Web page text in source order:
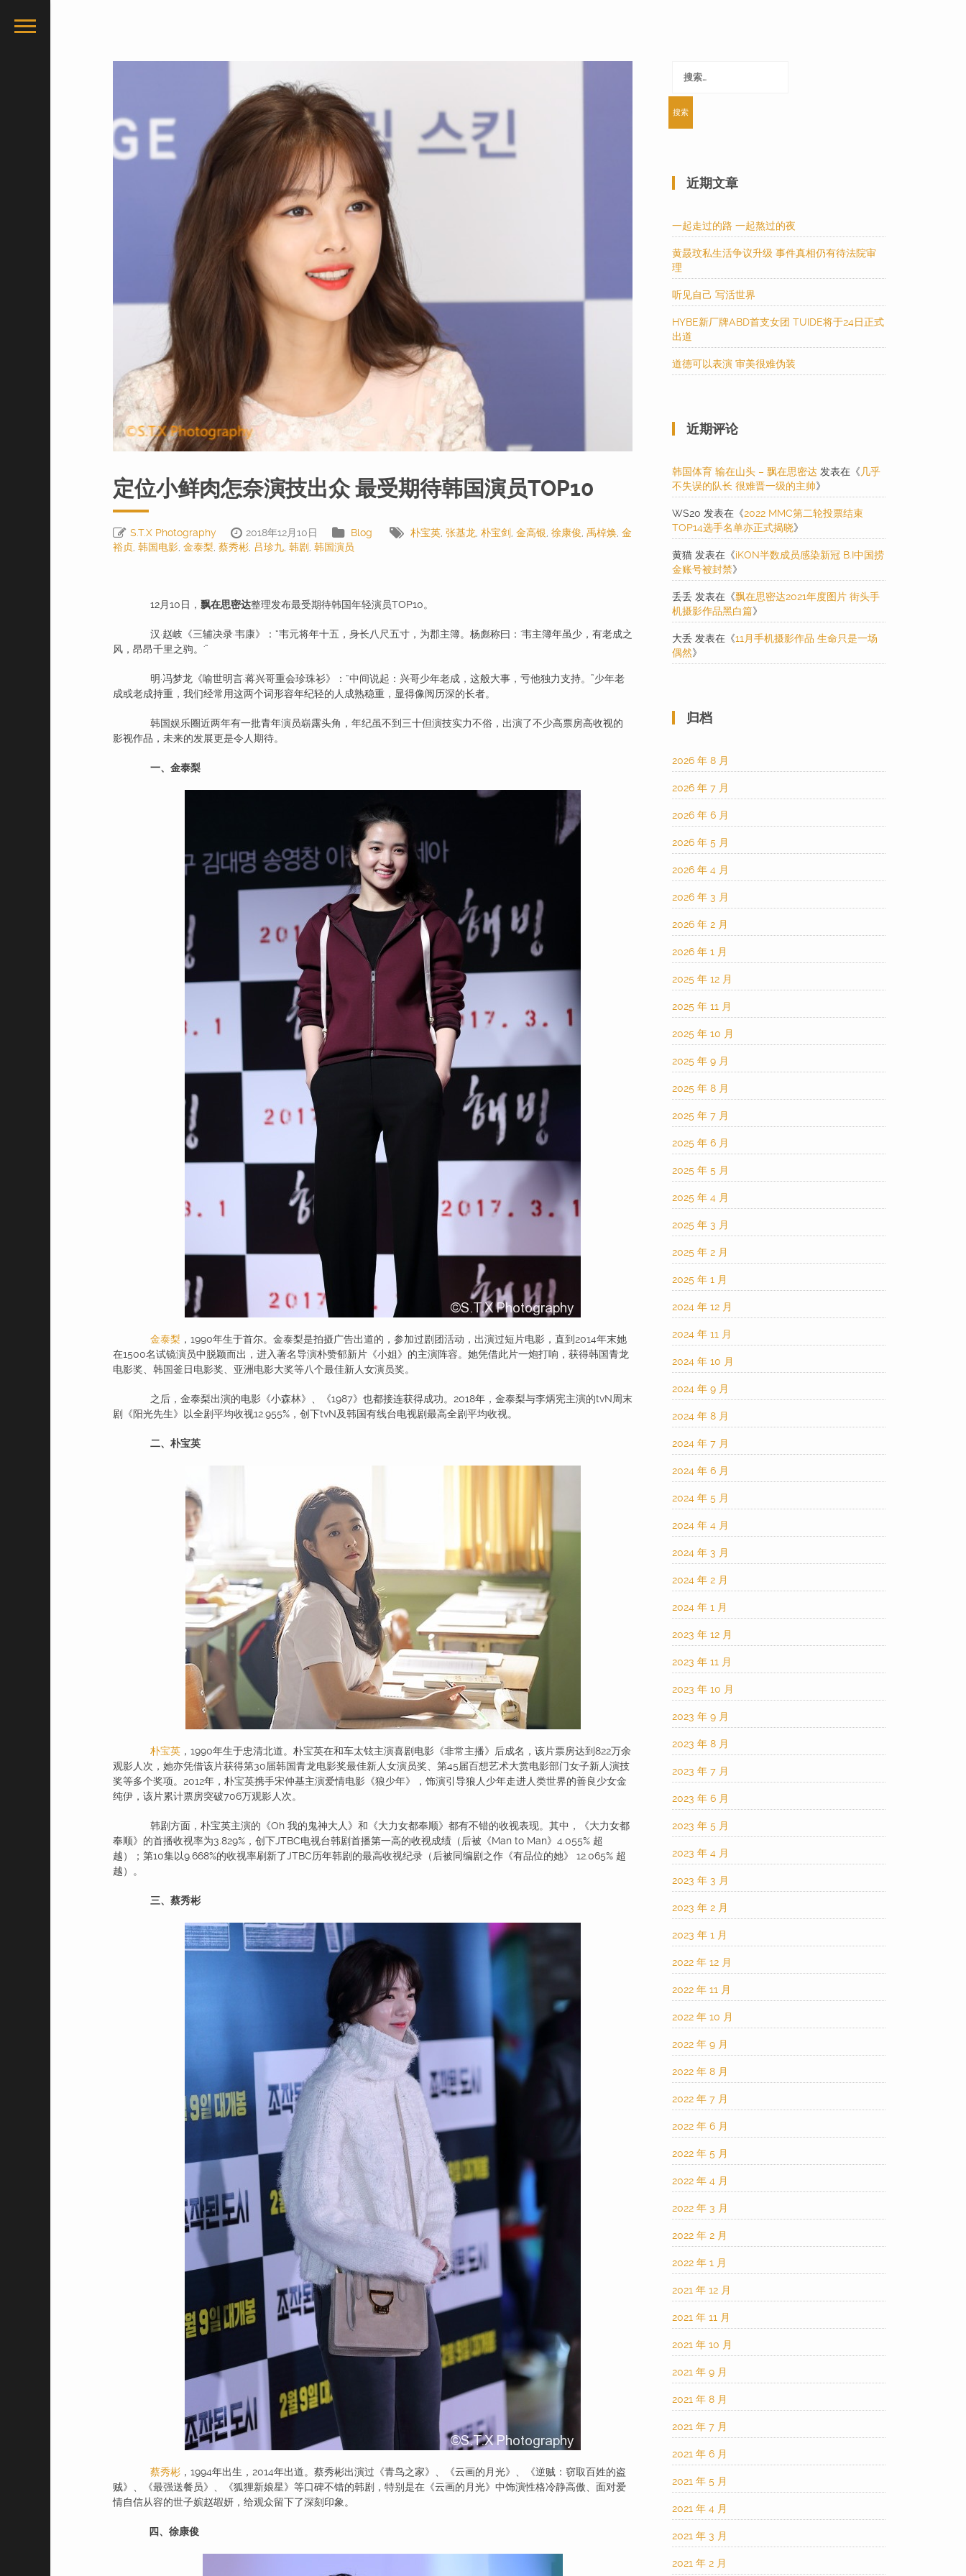
定位小鲜肉怎奈演技出众 最受期待韩国演员TOP10
S.T.X Photography 2018年12月10日 Blog 朴宝英 张基龙 朴宝剑 金高银 徐康俊 禹棹焕 金
裕贞 韩国电影 金泰梨 蔡秀彬 吕珍九 韩剧 韩国演员
12月10日， 飘在思密达整理发布最受期待韩国年轻演员TOP10。
汉·赵岐《三辅决录·韦康》：“韦元将年十五，身长八尺五寸，为郡主簿。杨彪称曰：'韦主簿年虽少，有老成之
风，昂昂千里之驹。'”
明·冯梦龙《喻世明言·蒋兴哥重会珍珠衫》：“中间说起：兴哥少年老成，这般大事，亏他独力支持。”少年老
成或老成持重，我们经常用这两个词形容年纪轻的人成熟稳重，显得像阅历深的长者。
韩国娱乐圈近两年有一批青年演员崭露头角，年纪虽不到三十但演技实力不俗，出演了不少高票房高收视的
影视作品，未来的发展更是令人期待。
一、金泰梨
金泰梨 ，1990年生于首尔。金泰梨是拍摄广告出道的，参加过剧团活动，出演过短片电影，直到2014年末她
在1500名试镜演员中脱颖而出，进入著名导演朴赞郁新片《小姐》的主演阵容。她凭借此片一炮打响，获得韩国青龙
电影奖、韩国釜日电影奖、亚洲电影大奖等八个最佳新人女演员奖。
之后，金泰梨出演的电影《小森林》、《1987》也都接连获得成功。2018年，金泰梨与李炳宪主演的tvN周末
剧《阳光先生》以全剧平均收视12.955%，创下tvN及韩国有线台电视剧最高全剧平均收视。
二、朴宝英
朴宝英 ，1990年生于忠清北道。朴宝英在和车太铉主演喜剧电影《非常主播》后成名，该片票房达到822万余
观影人次，她亦凭借该片获得第30届韩国青龙电影奖最佳新人女演员奖、第45届百想艺术大赏电影部门女子新人演技
奖等多个奖项。2012年，朴宝英携手宋仲基主演爱情电影《狼少年》，饰演引导狼人少年走进人类世界的善良少女金
纯伊，该片累计票房突破706万观影人次。
韩剧方面，朴宝英主演的《Oh 我的鬼神大人》和《大力女都奉顺》都有不错的收视表现。其中，《大力女都
奉顺》的首播收视率为3.829%，创下JTBC电视台韩剧首播第一高的收视成绩（后被《Man to Man》4.055% 超
越）；第10集以9.668%的收视率刷新了JTBC历年韩剧的最高收视纪录（后被同编剧之作《有品位的她》 12.065% 超
越）。
三、蔡秀彬
蔡秀彬 ，1994年出生，2014年出道。蔡秀彬出演过《青鸟之家》、《云画的月光》、《逆贼：窃取百姓的盗
贼》、《最强送餐员》、《狐狸新娘星》等口碑不错的韩剧，特别是在《云画的月光》中饰演性格冷静高傲、面对爱
情自信从容的世子嫔赵嘏妍，给观众留下了深刻印象。
四、徐康俊
索：
近期文章
一起走过的路 一起熬过的夜
黄晸玟私生活争议升级 事件真相仍有待法院审
理
听见自己 写活世界
HYBE新厂牌ABD首支女团 TUIDE将于24日正式
出道
道德可以表演 审美很难伪装
近期评论
韩国体育 输在山头 – 飘在思密达 发表在《 几乎
不失误的队长 很难晋一级的主帅》
WS20 发表在《2022 MMC第二轮投票结束
TOP14选手名单亦正式揭晓》
黄猫 发表在《iKON半数成员感染新冠 B.I中国捞
金账号被封禁》
丢丢 发表在《飘在思密达2021年度图片 街头手
机摄影作品黑白篇》
大丢 发表在《11月手机摄影作品 生命只是一场
偶然》
归档
2026 年 8 月
2026 年 7 月
2026 年 6 月
2026 年 5 月
2026 年 4 月
2026 年 3 月
2026 年 2 月
2026 年 1 月
2025 年 12 月
2025 年 11 月
2025 年 10 月
2025 年 9 月
2025 年 8 月
2025 年 7 月
2025 年 6 月
2025 年 5 月
2025 年 4 月
2025 年 3 月
2025 年 2 月
2025 年 1 月
2024 年 12 月
2024 年 11 月
2024 年 10 月
2024 年 9 月
2024 年 8 月
2024 年 7 月
2024 年 6 月
2024 年 5 月
2024 年 4 月
2024 年 3 月
2024 年 2 月
2024 年 1 月
2023 年 12 月
2023 年 11 月
2023 年 10 月
2023 年 9 月
2023 年 8 月
2023 年 7 月
2023 年 6 月
2023 年 5 月
2023 年 4 月
2023 年 3 月
2023 年 2 月
2023 年 1 月
2022 年 12 月
2022 年 11 月
2022 年 10 月
2022 年 9 月
2022 年 8 月
2022 年 7 月
2022 年 6 月
2022 年 5 月
2022 年 4 月
2022 年 3 月
2022 年 2 月
2022 年 1 月
2021 年 12 月
2021 年 11 月
2021 年 10 月
2021 年 9 月
2021 年 8 月
2021 年 7 月
2021 年 6 月
2021 年 5 月
2021 年 4 月
2021 年 3 月
2021 年 2 月